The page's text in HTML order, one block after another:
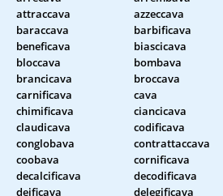
attraccava
azzeccava
baraccava
barbificava
beneficava
biascicava
bloccava
bombava
brancicava
broccava
carnificava
cava
chimificava
ciancicava
claudicava
codificava
conglobava
contrattaccava
coobava
cornificava
decalcificava
decodificava
deificava
delegificava